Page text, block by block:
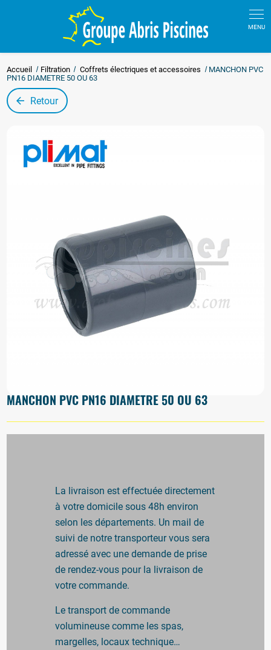
Accueil Filtration Coffrets électriques et accessoires MANCHON PVC
PN16 DIAMETRE 50 OU 63
Retour
MANCHON PVC PN16 DIAMETRE 50 OU 63
La livraison est effectuée directement
à votre domicile sous 48h environ
selon les départements. Un mail de
suivi de notre transporteur vous sera
adressé avec une demande de prise
de rendez-vous pour la livraison de
votre commande.
Le transport de commande
volumineuse comme les spas,
margelles, locaux technique…
Panneau de gestion des cookies